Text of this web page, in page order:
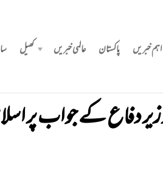
اہم خبریں پاکستان عالمی خبریں کھیل
دفاع کے جواب پر